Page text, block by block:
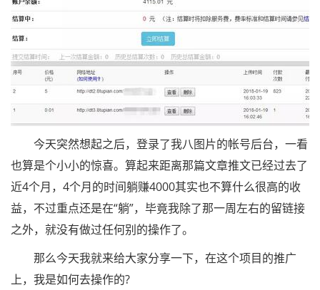
今天突然想起之后，登录了我八图片的帐号后台，一看
也算是个小小的惊喜。算起来距离那篇文章推文已经过去了
近4个月，4个月的时间躺赚4000其实也不算什么很高的收
益，不过重点还是在“躺”，毕竟我除了那一周左右的留链接
之外，就没有做过任何别的操作了。
那么今天我就来给大家分享一下，在这个项目的推广
上，我是如何去操作的?